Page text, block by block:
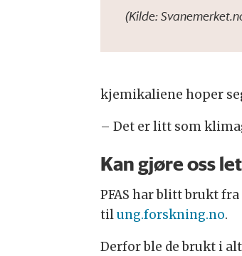
(Kilde:
kjemikaliene hoper
– Det er litt som
Kan gjøre oss
PFAS har blitt brukt
tilung.forskning.no.
Derfor ble de brukt i